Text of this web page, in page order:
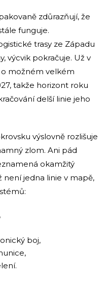
zdůrazňují, že
funguje.
trasy ze Západu
výcvik pokračuje. Už v
možném velkém
takže horizont roku
delší linie jeho
výslovně rozlišuje
zlom. Ani pád
okamžitý
není jedna linie v mapě,
boj,